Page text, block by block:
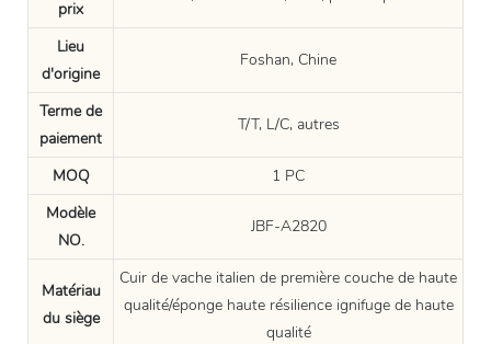
prix
Lieu
d'origine
Foshan, Chine
Terme de
paiement
T/T, L/C, autres
MOQ
1 PC
Modèle
NO.
JBF-A2820
Matériau
du siège
Cuir de vache italien de première couche de haute
qualité/éponge haute résilience ignifuge de haute
qualité